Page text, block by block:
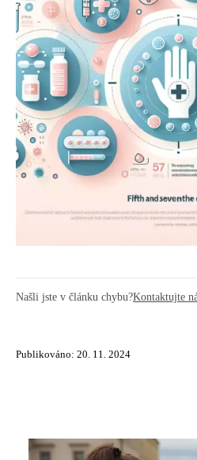
Našli jste v článku chybu?Kontaktujte
Publikováno: 20. 11. 2024